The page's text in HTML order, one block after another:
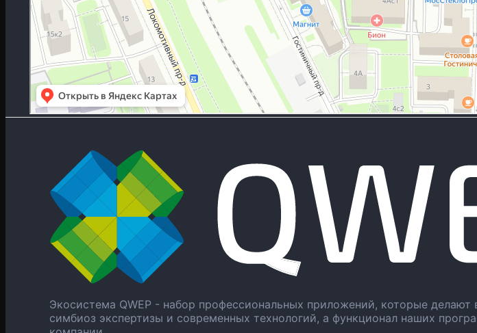
Экосистема QWEP - набор профессиональных приложений, которые
симбиоз экспертизы и современных технологий, а функционал наших